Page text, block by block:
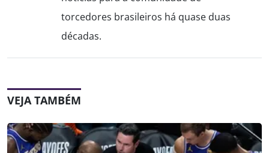
torcedores brasileiros há quase duas
décadas.
VEJA TAMBÉM